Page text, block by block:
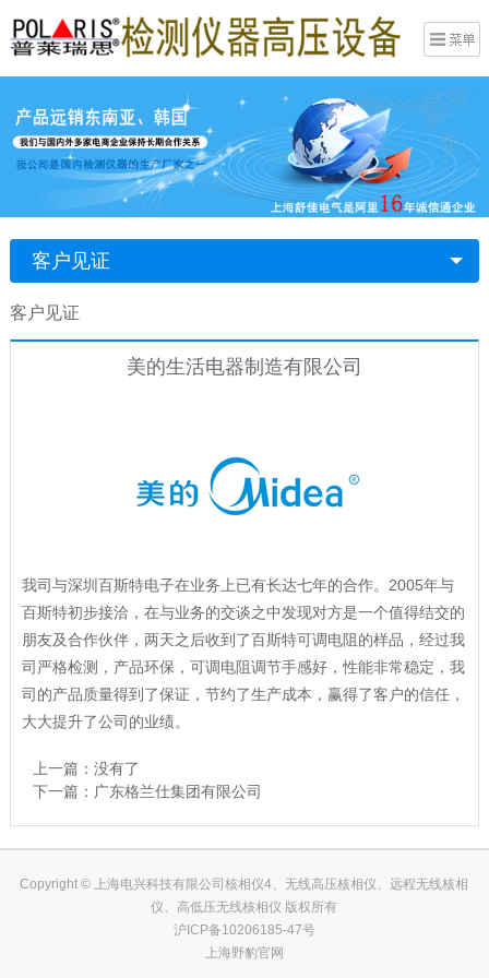
客户见证
客户见证
美的生活电器制造有限公司
我司与深圳百斯特电子在业务上已有长达七年的合作。2005年与
百斯特初步接洽，在与业务的交谈之中发现对方是一个值得结交的
朋友及合作伙伴，两天之后收到了百斯特可调电阻的样品，经过我
司严格检测，产品环保，可调电阻调节手感好，性能非常稳定，我
司的产品质量得到了保证，节约了生产成本，赢得了客户的信任，
大大提升了公司的业绩。
上一篇：没有了
下一篇： 广东格兰仕集团有限公司
Copyright © 上海电兴科技有限公司核相仪4、无线高压核相仪、远程无线核相
仪、高低压无线核相仪 版权所有
沪ICP备10206185-47号
上海野豹官网